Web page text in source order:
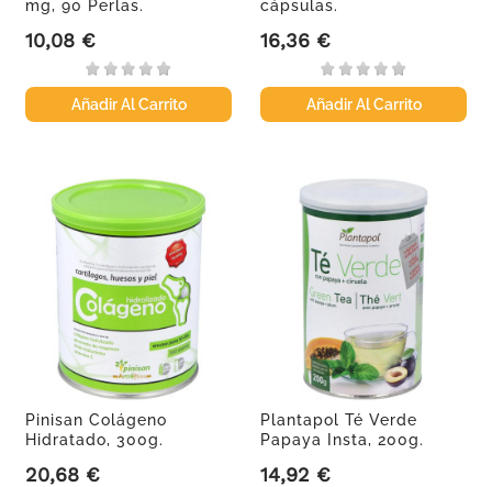
mg, 90 Perlas.
Precio
10,08 €
Añadir Al Carrito
cápsulas.
Precio
16,36 €
Añadir Al Carrito
Pinisan Colágeno
Hidratado, 300g.
Precio
20,68 €
Plantapol Té Verde
Papaya Insta, 200g.
Precio
14,92 €